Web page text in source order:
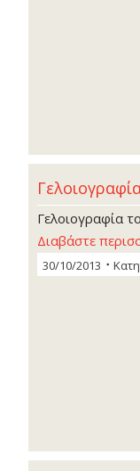
Γελοιογραφία
Διαβάστε
30/10/2013